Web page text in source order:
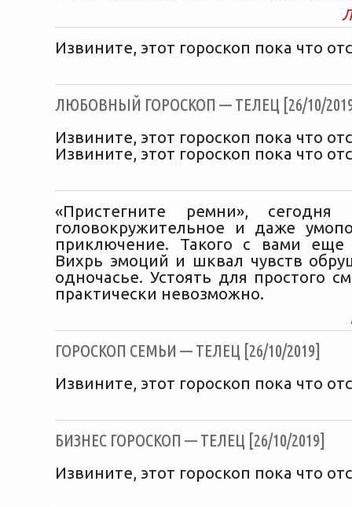
Извините, этот гороскоп пока что
ЛЮБОВНЫЙ ГОРОСКОП — ТЕЛЕЦ [26/10/
Извините, этот гороскоп пока что
Извините, этот гороскоп пока что
«Пристегните ремни»,
головокружительное и даже
приключение. Такого с вами еще
Вихрь эмоций и шквал чувств
одночасье. Устоять для простого
практически невозможно.
ГОРОСКОП СЕМЬИ — ТЕЛЕЦ [26/10/2019]
Извините, этот гороскоп пока что
БИЗНЕС ГОРОСКОП — ТЕЛЕЦ [26/10/2019]
Извините, этот гороскоп пока что